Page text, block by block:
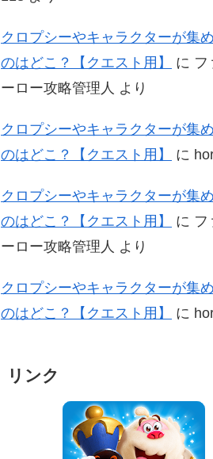
クロプシーやキャラクターが集
のはどこ？【クエスト用】
に フ
ーロー攻略管理人 より
クロプシーやキャラクターが集
のはどこ？【クエスト用】
に
クロプシーやキャラクターが集
のはどこ？【クエスト用】
に フ
ーロー攻略管理人 より
クロプシーやキャラクターが集
のはどこ？【クエスト用】
に
リンク